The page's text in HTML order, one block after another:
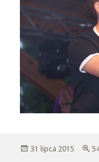
Opublikowano
31 lipca 2015